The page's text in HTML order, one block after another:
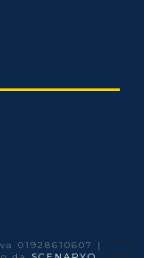
01928610607 |